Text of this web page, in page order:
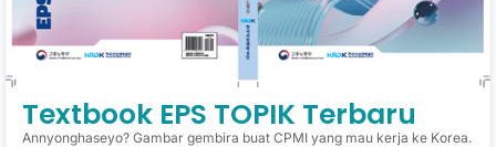
Textbook EPS TOPIK Terbaru
Annyonghaseyo? Gambar gembira buat CPMI yang mau kerja ke Korea.